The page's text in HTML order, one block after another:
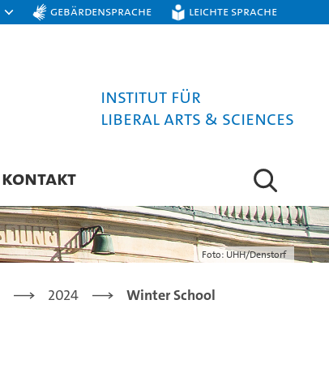
Gebärdensprache Leichte Sprache
Institut für
Liberal Arts & Sciences
KONTAKT
Foto: UHH/Denstorf
2024 Winter School